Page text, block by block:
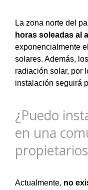
La zona norte del
horas soleadas al
exponencialmente
solares. Además,
radiación solar, por
instalación seguirá
¿Puedo
en una
Actualmente, no